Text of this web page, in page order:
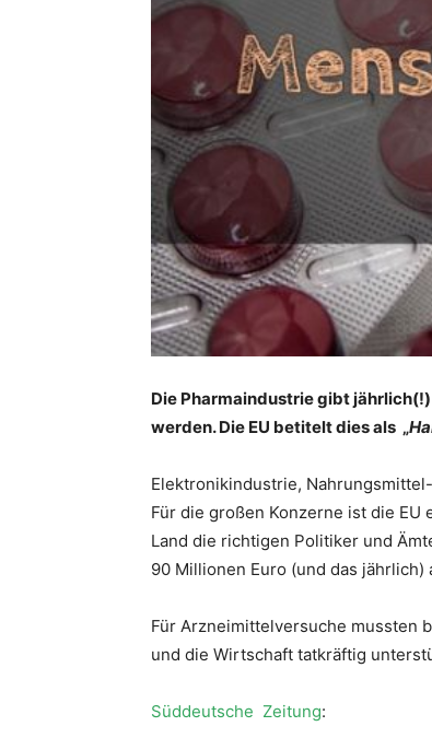
Die Pharmaindustrie gibt
werden. Die EU betitelt dies als „
Elektronikindustrie,
Für die großen Konzerne ist die
Land die richtigen Politiker und
90 Millionen Euro (und das
Für Arzneimittelversuche mussten
und die Wirtschaft tatkräftig
Süddeutsche Zeitung: